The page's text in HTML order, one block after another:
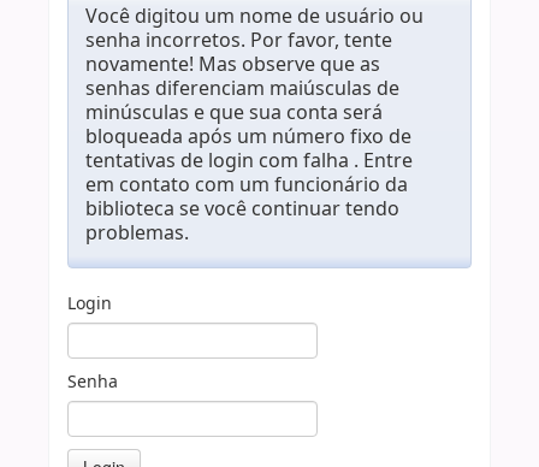
Você digitou um nome de usuário ou
senha incorretos. Por favor, tente
novamente! Mas observe que as
senhas diferenciam maiúsculas de
minúsculas e que sua conta será
bloqueada após um número fixo de
tentativas de login com falha . Entre
em contato com um funcionário da
biblioteca se você continuar tendo
problemas.
Login
Senha